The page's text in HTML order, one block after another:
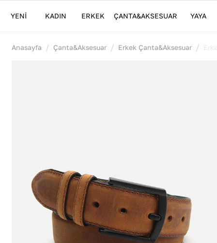
YENİ KADIN ERKEK ÇANTA&AKSESUAR YAYA
Anasayfa / Çanta&Aksesuar / Erkek Çanta&Aksesuar /